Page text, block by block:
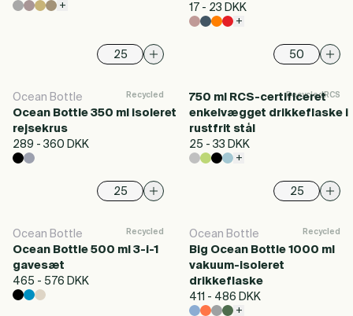
+
17 - 23 DKK
+
Recycled
Ocean Bottle
Ocean Bottle 350 ml isoleret
rejsekrus
289 - 360 DKK
RecycledRCS
750 ml RCS-certificeret
enkelvægget drikkeflaske i
rustfrit stål
25 - 33 DKK
+
Recycled
Ocean Bottle
Ocean Bottle 500 ml 3-i-1
gavesæt
465 - 576 DKK
Recycled
Ocean Bottle
Big Ocean Bottle 1000 ml
vakuum-isoleret
drikkeflaske
411 - 486 DKK
+